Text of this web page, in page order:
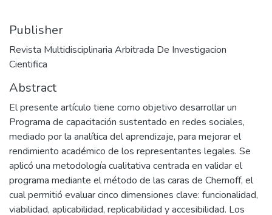
Publisher
Revista Multidisciplinaria Arbitrada De Investigacion
Cientifica
Abstract
El presente artículo tiene como objetivo desarrollar un
Programa de capacitación sustentado en redes sociales,
mediado por la analítica del aprendizaje, para mejorar el
rendimiento académico de los representantes legales. Se
aplicó una metodología cualitativa centrada en validar el
programa mediante el método de las caras de Chernoff, el
cual permitió evaluar cinco dimensiones clave: funcionalidad,
viabilidad, aplicabilidad, replicabilidad y accesibilidad. Los